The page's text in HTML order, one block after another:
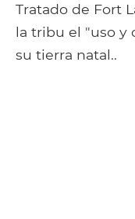
Tratado de Fort
la tribu el "uso y
su tierra natal..